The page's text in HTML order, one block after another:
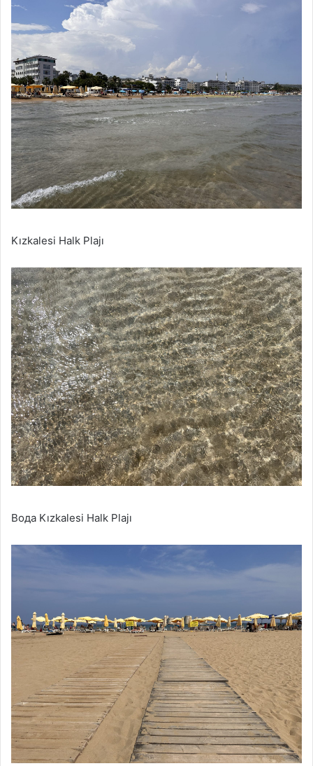
Kızkalesi Halk Plajı
Вода Kızkalesi Halk Plajı